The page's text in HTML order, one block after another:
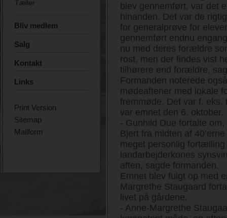
Tæller
Bliv medlem
Salg
Kontakt
Links
Print Version
Sitemap
Mailform
blev gennemført, var det
hinanden. Det var de
for generalprøve for
gennemført endnu
nu med deres forældre
rost, men der findes vist
tilhørere end forældre,
Formanden noterede
mødeaftener med lokale
fremmøde. Det var f.
var emnet den 6. oktober.
- Gunhild Due fortalte
Bjert fra midten af
meget personlig
landarbejderkones
aften, sagde formanden.
Emnet blev fulgt op med
Margrethe Staugaard
livet på gårdene.
- Anne-Margrethe